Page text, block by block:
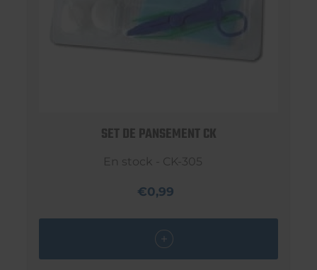
SET DE PANSEMENT CK
En stock - CK-305
€0,99